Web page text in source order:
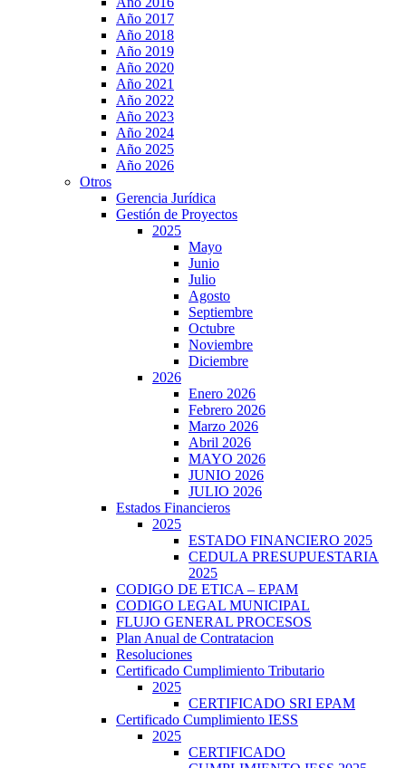
Año 2017
Año 2018
Año 2019
Año 2020
Año 2021
Año 2022
Año 2023
Año 2024
Año 2025
Año 2026
Otros
Gerencia Jurídica
Gestión de Proyectos
2025
Mayo
Junio
Julio
Agosto
Septiembre
Octubre
Noviembre
Diciembre
2026
Enero 2026
Febrero 2026
Marzo 2026
Abril 2026
MAYO 2026
JUNIO 2026
JULIO 2026
Estados Financieros
2025
ESTADO FINANCIERO 2025
CEDULA PRESUPUESTARIA
2025
CODIGO DE ETICA – EPAM
CODIGO LEGAL MUNICIPAL
FLUJO GENERAL PROCESOS
Plan Anual de Contratacion
Resoluciones
Certificado Cumplimiento Tributario
2025
CERTIFICADO SRI EPAM
Certificado Cumplimiento IESS
2025
CERTIFICADO